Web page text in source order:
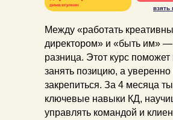
Между «работать
директором» и «быть им»
разница. Этот курс поможет
занять позицию, а уверенно
закрепиться. За 4 месяца
ключевые навыки КД,
управлять командой и
взять